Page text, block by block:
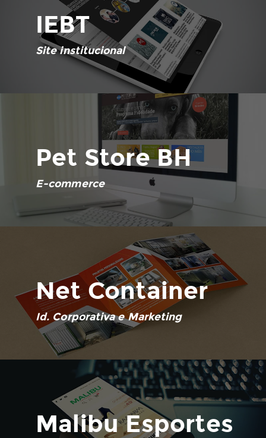
IEBT
Site institucional
Pet Store BH
E-commerce
Net Container
Id. Corporativa e Marketing
Malibu Esportes